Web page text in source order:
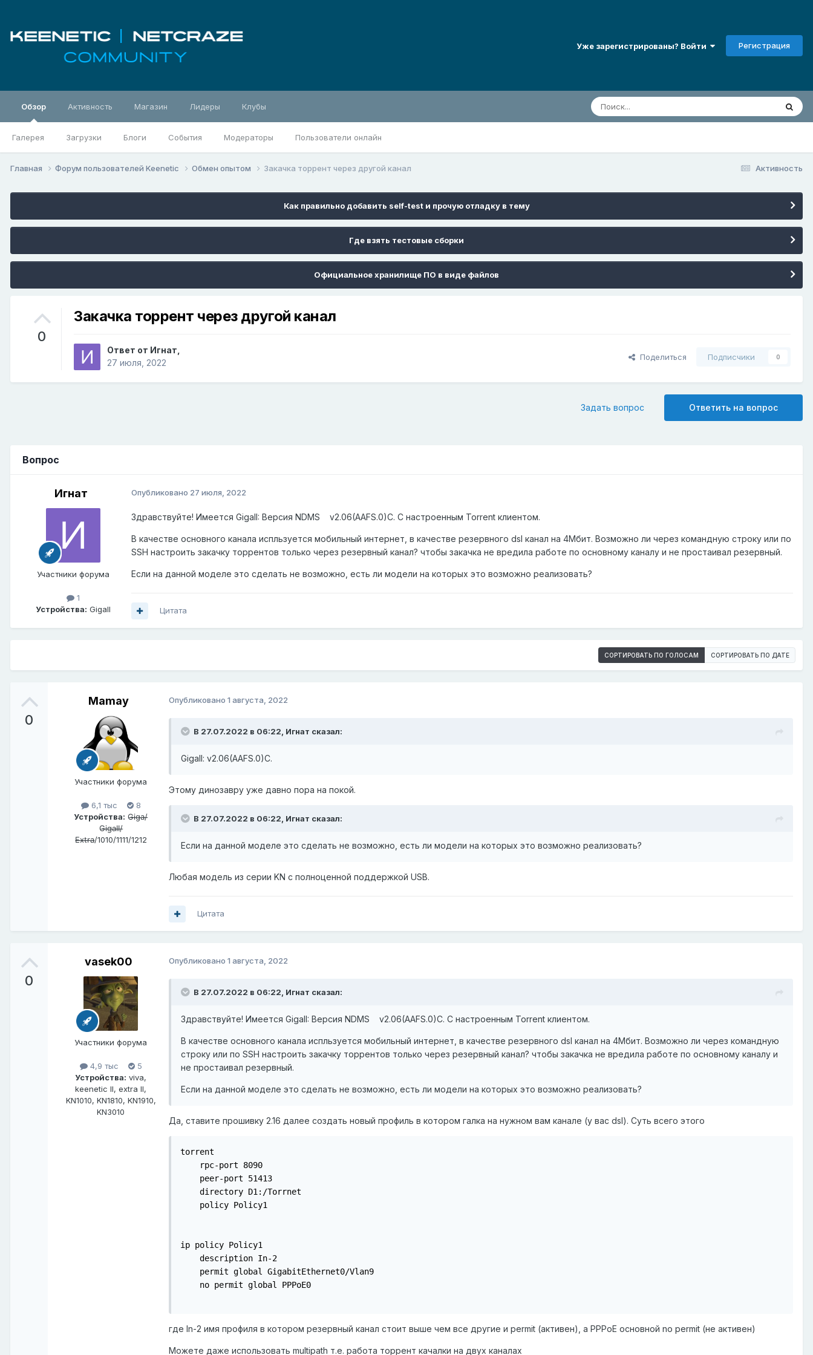
Уже зарегистрированы? Войти Регистрация
Обзор
Галерея Загрузки Блоги События Модераторы Пользователи онлайн
Активность Магазин Лидеры Клубы
Активность
Главная Форум пользователей Keenetic Обмен опытом Закачка торрент через другой канал
Как правильно добавить self-test и прочую отладку в тему
Где взять тестовые сборки
Официальное хранилище ПО в виде файлов
0
Закачка торрент через другой канал
Ответ от Игнат
27 июля, 2022
Поделиться Подписчики 0
Ответить на вопрос
Задать вопрос
Вопрос
Игнат
Участники форума
1
Устройства: GigaII
Опубликовано 27 июля, 2022
Здравствуйте! Имеется GigaII: Версия NDMS v2.06(AAFS.0)C. С настроенным Torrent клиентом.
В качестве основного канала испльзуется мобильный интернет, в качестве резервного dsl канал на 4Мбит. Возможно ли через командную строку или по
SSH настроить закачку торрентов только через резервный канал? чтобы закачка не вредила работе по основному каналу и не простаивал резервный.
Если на данной моделе это сделать не возможно, есть ли модели на которых это возможно реализовать?
Цитата
СОРТИРОВАТЬ ПО ГОЛОСАМ СОРТИРОВАТЬ ПО ДАТЕ
0
Mamay
Участники форума
6,1 тыс
8
Устройства: G̶i̶g̶a̶/̶
G̶i̶g̶a̶I̶I̶/̶
E̶x̶t̶r̶a̶/1010/1111/1212
Опубликовано 1 августа, 2022
В 27.07.2022 в 06:22, Игнат сказал:
GigaII: v2.06(AAFS.0)C.
Этому динозавру уже давно пора на покой.
В 27.07.2022 в 06:22, Игнат сказал:
Если на данной моделе это сделать не возможно, есть ли модели на которых это возможно реализовать?
Любая модель из серии KN с полноценной поддержкой USB.
Цитата
0
vasek00
Участники форума
4,9 тыс
5
Устройства: viva,
keenetic II, extra II,
KN1010, KN1810, KN1910,
KN3010
Опубликовано 1 августа, 2022
В 27.07.2022 в 06:22, Игнат сказал:
Здравствуйте! Имеется GigaII: Версия NDMS v2.06(AAFS.0)C. С настроенным Torrent клиентом.
В качестве основного канала испльзуется мобильный интернет, в качестве резервного dsl канал на 4Мбит. Возможно ли через командную
строку или по SSH настроить закачку торрентов только через резервный канал? чтобы закачка не вредила работе по основному каналу и
не простаивал резервный.
Если на данной моделе это сделать не возможно, есть ли модели на которых это возможно реализовать?
Да, ставите прошивку 2.16 далее создать новый профиль в котором галка на нужном вам канале (у вас dsl). Суть всего этого
torrent
    rpc-port 8090
    peer-port 51413
    directory D1:/Torrnet
    policy Policy1
ip policy Policy1
    description In-2
    permit global GigabitEthernet0/Vlan9
    no permit global PPPoE0
где In-2 имя профиля в котором резервный канал стоит выше чем все другие и permit (активен), а PPPoE основной no permit (не активен)
Можете даже использовать multipath т.е. работа торрент качалки на двух каналах